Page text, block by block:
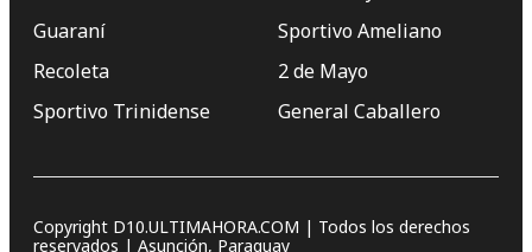
Guaraní
Recoleta
Sportivo Trinidense
Sportivo Ameliano
2 de Mayo
General Caballero
Copyright D10.ULTIMAHORA.COM | Todos los derechos
reservados | Asunción, Paraguay